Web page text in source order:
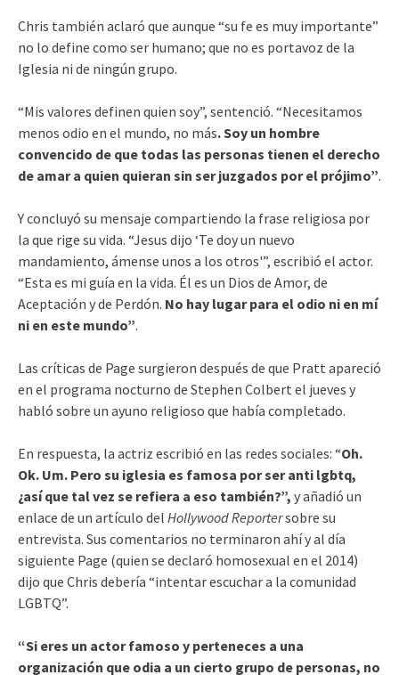
Chris también aclaró que aunque “su fe es muy importante”
no lo define como ser humano; que no es portavoz de la
Iglesia ni de ningún grupo.
“Mis valores definen quien soy”, sentenció. “Necesitamos
menos odio en el mundo, no más. Soy un hombre
convencido de que todas las personas tienen el derecho
de amar a quien quieran sin ser juzgados por el prójimo”.
Y concluyó su mensaje compartiendo la frase religiosa por
la que rige su vida. “Jesus dijo ‘Te doy un nuevo
mandamiento, ámense unos a los otros'”, escribió el actor.
“Esta es mi guía en la vida. Él es un Dios de Amor, de
Aceptación y de Perdón. No hay lugar para el odio ni en mí
ni en este mundo”.
Las críticas de Page surgieron después de que Pratt apareció
en el programa nocturno de Stephen Colbert el jueves y
habló sobre un ayuno religioso que había completado.
En respuesta, la actriz escribió en las redes sociales: “Oh.
Ok. Um. Pero su iglesia es famosa por ser anti lgbtq,
¿así que tal vez se refiera a eso también?”, y añadió un
enlace de un artículo del Hollywood Reportersobre su
entrevista. Sus comentarios no terminaron ahí y al día
siguiente Page (quien se declaró homosexual en el 2014)
dijo que Chris debería “intentar escuchar a la comunidad
LGBTQ”.
“Si eres un actor famoso y perteneces a una
organización que odia a un cierto grupo de personas, no